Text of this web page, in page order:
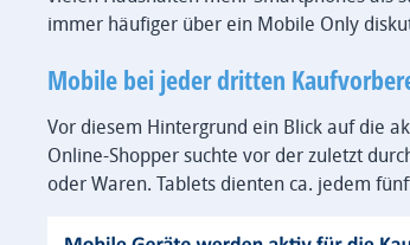
immer häufiger über ein Mobile Only
Mobile bei jeder dritten
Vor diesem Hintergrund ein Blick auf die
Online-Shopper suchte vor der zuletzt
oder Waren. Tablets dienten ca. jedem